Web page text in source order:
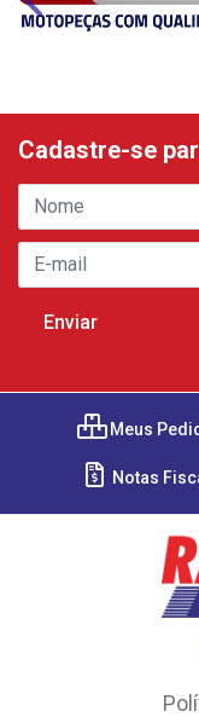
Cadastre-se
Meus
Notas